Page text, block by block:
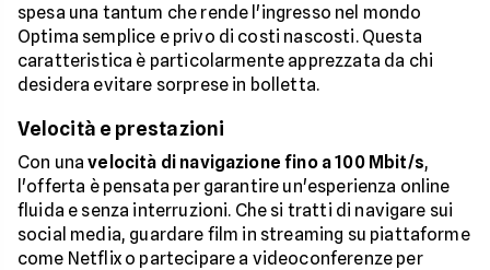
spesa una tantum che rende l'ingresso nel mondo
Optima semplice e privo di costi nascosti. Questa
caratteristica è particolarmente apprezzata da chi
desidera evitare sorprese in bolletta.
Velocità e prestazioni
Con unavelocità di navigazione fino a 100 Mbit/s,
l'offerta è pensata per garantire un'esperienza online
fluida e senza interruzioni. Che si tratti di navigare sui
social media, guardare film in streaming su piattaforme
come Netflix o partecipare a videoconferenze per